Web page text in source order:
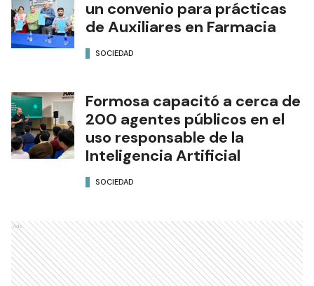
un convenio para prácticas
de Auxiliares en Farmacia
SOCIEDAD
Formosa capacitó a cerca de
200 agentes públicos en el
uso responsable de la
Inteligencia Artificial
SOCIEDAD
Ads